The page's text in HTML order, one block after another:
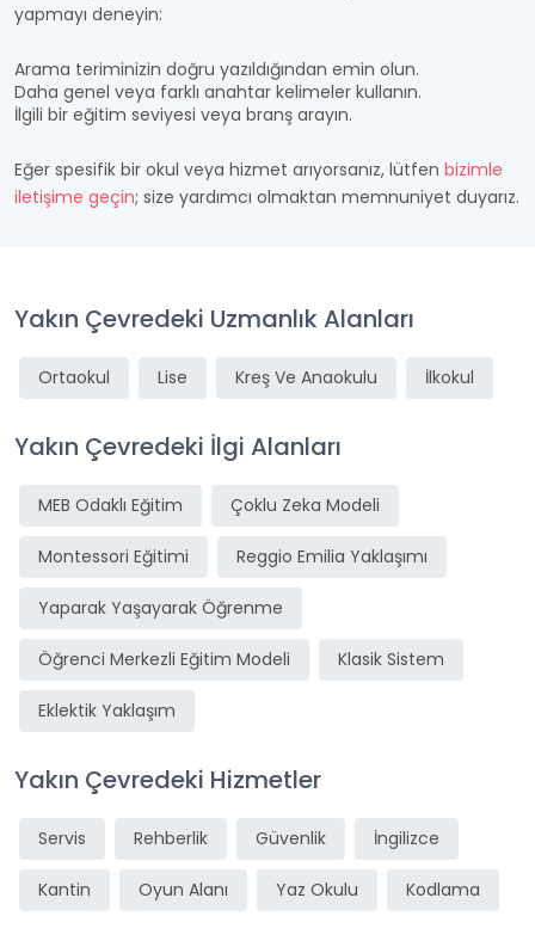
yapmayı deneyin:
Arama teriminizin doğru yazıldığından emin olun.
Daha genel veya farklı anahtar kelimeler kullanın.
İlgili bir eğitim seviyesi veya branş arayın.
Eğer spesifik bir okul veya hizmet arıyorsanız, lütfen bizimle
iletişime geçin; size yardımcı olmaktan memnuniyet duyarız.
Yakın Çevredeki Uzmanlık Alanları
Ortaokul Lise Kreş Ve Anaokulu İlkokul
Yakın Çevredeki İlgi Alanları
MEB Odaklı Eğitim Çoklu Zeka Modeli
Montessori Eğitimi Reggio Emilia Yaklaşımı
Yaparak Yaşayarak Öğrenme
Öğrenci Merkezli Eğitim Modeli Klasik Sistem
Eklektik Yaklaşım
Yakın Çevredeki Hizmetler
Servis Rehberlik Güvenlik İngilizce
Kantin Oyun Alanı Yaz Okulu Kodlama